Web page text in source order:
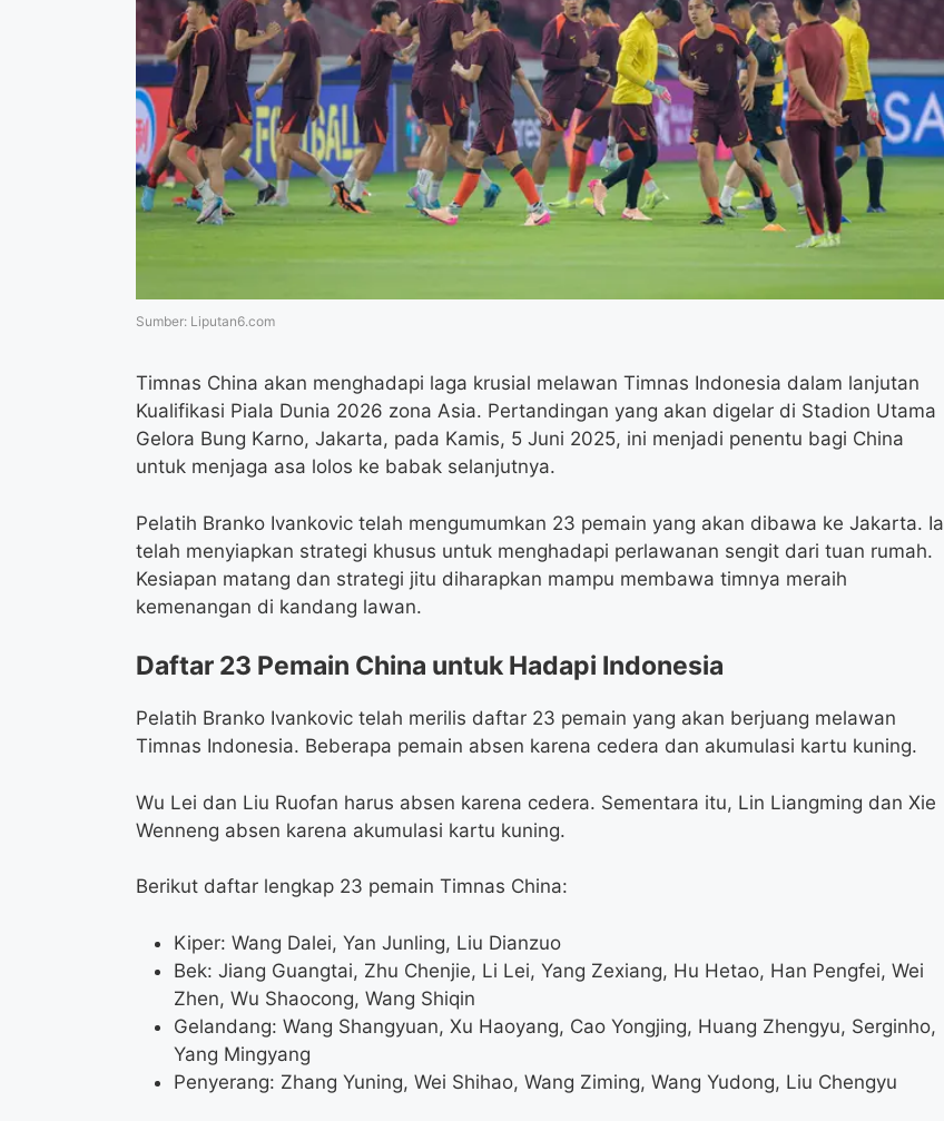
k
Sumber: Liputan6.com
Timnas China akan menghadapi laga krusial melawan Timnas Indonesia dalam lanjutan
Kualifikasi Piala Dunia 2026 zona Asia. Pertandingan yang akan digelar di Stadion Utama
Gelora Bung Karno, Jakarta, pada Kamis, 5 Juni 2025, ini menjadi penentu bagi China
untuk menjaga asa lolos ke babak selanjutnya.
Pelatih Branko Ivankovic telah mengumumkan 23 pemain yang akan dibawa ke Jakarta. Ia
telah menyiapkan strategi khusus untuk menghadapi perlawanan sengit dari tuan rumah.
Kesiapan matang dan strategi jitu diharapkan mampu membawa timnya meraih
kemenangan di kandang lawan.
Daftar 23 Pemain China untuk Hadapi Indonesia
Pelatih Branko Ivankovic telah merilis daftar 23 pemain yang akan berjuang melawan
Timnas Indonesia. Beberapa pemain absen karena cedera dan akumulasi kartu kuning.
Wu Lei dan Liu Ruofan harus absen karena cedera. Sementara itu, Lin Liangming dan Xie
Wenneng absen karena akumulasi kartu kuning.
Berikut daftar lengkap 23 pemain Timnas China:
Kiper: Wang Dalei, Yan Junling, Liu Dianzuo
Bek: Jiang Guangtai, Zhu Chenjie, Li Lei, Yang Zexiang, Hu Hetao, Han Pengfei, Wei
Zhen, Wu Shaocong, Wang Shiqin
Gelandang: Wang Shangyuan, Xu Haoyang, Cao Yongjing, Huang Zhengyu, Serginho,
Yang Mingyang
Penyerang: Zhang Yuning, Wei Shihao, Wang Ziming, Wang Yudong, Liu Chengyu